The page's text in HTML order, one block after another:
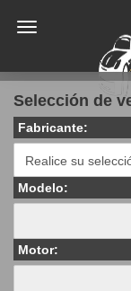
Selección de
Fabricante:
Modelo:
Motor: